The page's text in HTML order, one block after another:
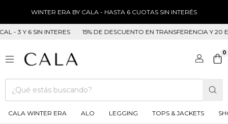
WINTER ERA BY CALA - HASTA 6 CUOTAS SIN INTERÉS
6 SIN INTERES 15% DE DESCUENTO EN TRANSFERENCIA Y 20
0
CALA WINTER ERA ALO LEGGING TOPS & JACKETS